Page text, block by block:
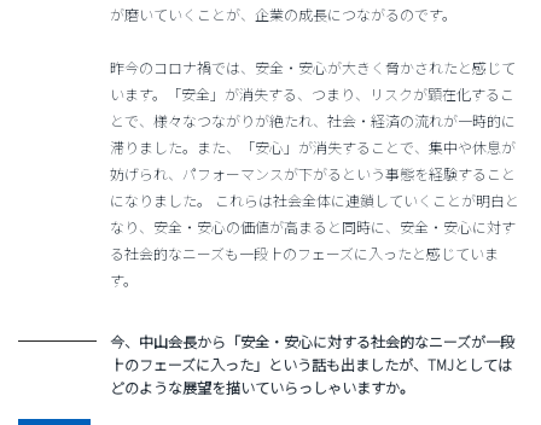
が磨いていくことが、企業の成長につながるのです。
昨今のコロナ禍では、安全・安心が大きく脅かされたと感じて
います。「安全」が消失する、つまり、リスクが顕在化するこ
とで、様々なつながりが絶たれ、社会・経済の流れが一時的に
滞りました。また、「安心」が消失することで、集中や休息が
妨げられ、パフォーマンスが下がるという事態を経験すること
になりました。 これらは社会全体に連鎖していくことが明白と
なり、安全・安心の価値が高まると同時に、安全・安心に対す
る社会的なニーズも一段上のフェーズに入ったと感じていま
す。
今、中山会長から「安全・安心に対する社会的なニーズが一段
上のフェーズに入った」という話も出ましたが、TMJとしては
どのような展望を描いていらっしゃいますか。